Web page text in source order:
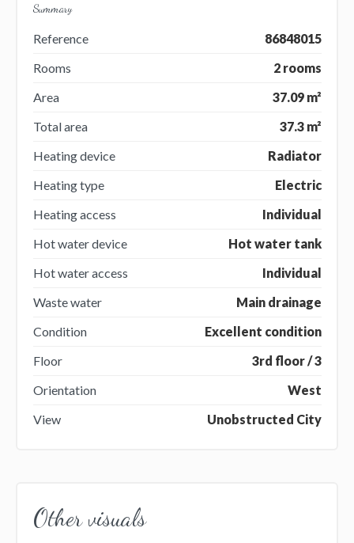
Summary
Reference
86848015
Rooms
2 rooms
Area
37.09 m²
Total area
37.3 m²
Heating device
Radiator
Heating type
Electric
Heating access
Individual
Hot water device
Hot water tank
Hot water access
Individual
Waste water
Main drainage
Condition
Excellent condition
Floor
3rd floor / 3
Orientation
West
View
Unobstructed City
Other visuals